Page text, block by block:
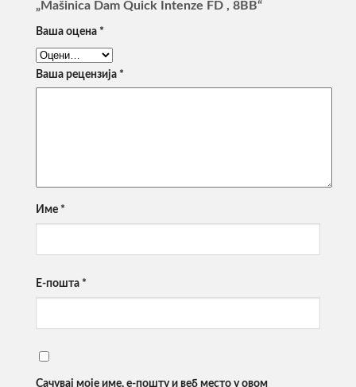
„Mašinica Dam Quick Intenze FD , 8BB“
Ваша оцена *
Ваша рецензија *
Име *
Е-пошта *
Сачувај моје име, е-пошту и веб место у овом